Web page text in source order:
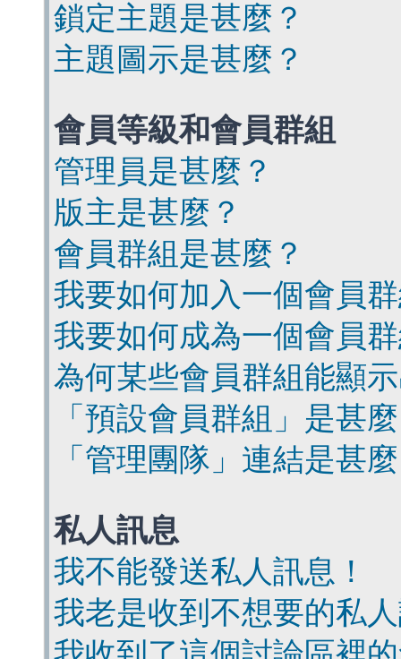
鎖定主題是甚麼？
主題圖示是甚麼？
會員等級和會員群組
管理員是甚麼？
版主是甚麼？
會員群組是甚麼？
我要如何加入一個會員
我要如何成為一個會員
為何某些會員群組能顯
「預設會員群組」是甚
「管理團隊」連結是甚
私人訊息
我不能發送私人訊息！
我老是收到不想要的私